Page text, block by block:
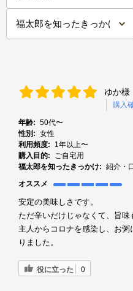
ゆか様
購入
年齢: 50代〜
性別: 女性
利用頻度:
1年以上〜
購入目的:
ご自宅用
福太郎を知ったきっかけ: 紹介・
オススメ
安定の美味しさです。
ただ辛いだけじゃなくて、旨味
主人からコロナを感染し、お
りました。
役に立った 0